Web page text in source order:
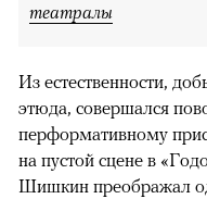
театралы
Из естественности,
этюда, совершался
перформативному
на пустой сцене в
Шишкин преображал